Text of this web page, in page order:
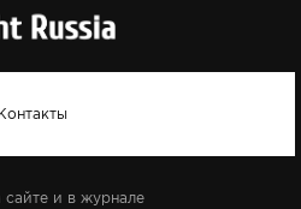
Контакты
сайте и в журнале